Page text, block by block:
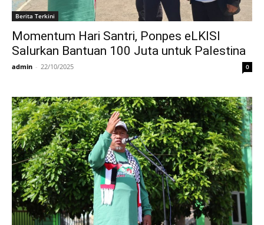
Berita Terkini
Momentum Hari Santri, Ponpes eLKISI
Salurkan Bantuan 100 Juta untuk Palestina
admin - 22/10/2025 0